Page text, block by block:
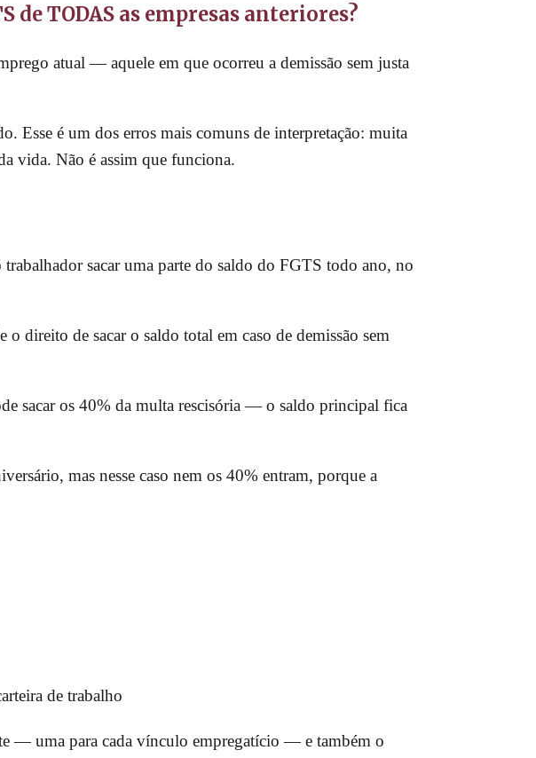
de TODAS as empresas anteriores?
atual — aquele em que ocorreu a demissão sem justa
Esse é um dos erros mais comuns de interpretação: muita
vida. Não é assim que funciona.
sacar uma parte do saldo do FGTS todo ano, no
direito de sacar o saldo total em caso de demissão sem
sacar os 40% da multa rescisória — o saldo principal fica
mas nesse caso nem os 40% entram, porque a
de trabalho
— uma para cada vínculo empregatício — e também o